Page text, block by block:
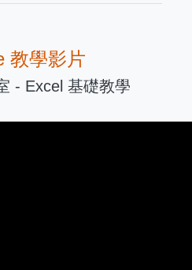
教學影片
- Excel 基礎教學